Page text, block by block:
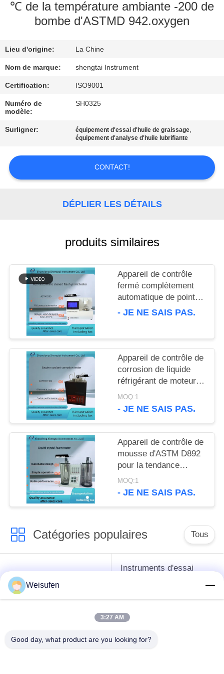
CONTRÔLE
QUALITÉ
CONTACTEZ-
NOUS
DEMANDEZ
CITATION
PRIVACY
POLICY
℃ de la température ambiante -200 de
bombe d'ASTMD 942.oxygen
Lieu d'origine: La Chine
Nom de marque: shengtai Instrument
Certification: ISO9001
Numéro de
modèle:
SH0325
Surligner: équipement d'essai d'huile de graissage,
équipement d'analyse d'huile lubrifiante
CONTACT!
DÉPLIER LES DÉTAILS
produits similaires
Appareil de contrôle
fermé complètement
automatique de point
d'inflammabilité
- JE NE SAIS PAS.
Appareil de contrôle de
corrosion de liquide
réfrigérant de moteur
d'ASTM D1384 équipé
du compresseur d'air
MOQ:1
- JE NE SAIS PAS.
Appareil de contrôle de
mousse d'ASTM D892
pour la tendance
écumante de
mesure/huile de
MOQ:1
- JE NE SAIS PAS.
Catégories populaires Tous
instruments de essai
de pétrole
Instruments d'essai
graisse
Équipement d'essai
d'huile de
Weisufen
3:27 AM
Good day, what product are you looking for?